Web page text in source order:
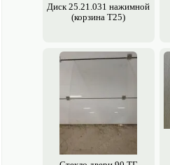
Диск 25.21.031 нажимной
(корзина Т25)